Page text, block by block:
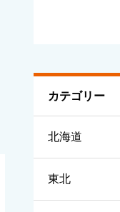
カテゴリー
北海道
東北